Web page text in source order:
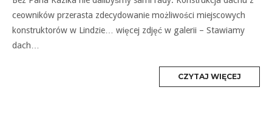
ceowników przerasta zdecydowanie możliwości miejscowych
konstruktorów w Lindzie… więcej zdjęć w galerii – Stawiamy
dach…
CZYTAJ WIĘCEJ